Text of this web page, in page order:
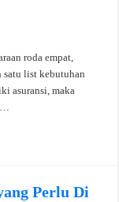
roda empat,
list kebutuhan
asuransi, maka
…
Perlu Di